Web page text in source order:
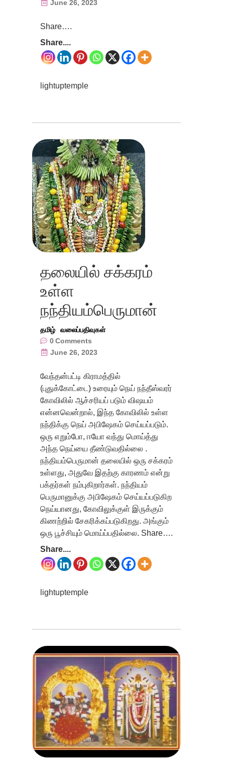
June 26, 2023
Share….
Share....
lightuptemple
தலையில் சக்கரம்
உள்ள
நந்தியம்பெருமான்
தமிழ்
வலைப்பதிவுகள்
0Comments
June 26, 2023
வேந்தன்பட்டி கிராமத்தில்
(புதுக்கோட்டை) உரையும் நெய் நந்தீஸ்வரர்
கோவிலில் ஆச்சரியப் படும் விஷயம்
என்னவென்றால், இந்த கோவிலில் உள்ள
நந்திக்கு நெய் அபிஷேகம் செய்யப்படும்.
ஒரு எறும்போ, ஈயோ வந்து மொய்த்து
அந்த நெய்யை தீண்டுவதில்லை .
நந்தியம்பெருமான் தலையில் ஒரு சக்கரம்
உள்ளது, அதுவே இதற்கு காரணம் என்று
பக்தர்கள் நம்புகிறார்கள். நந்தியம்
பெருமானுக்கு அபிஷேகம் செய்யப்படுகிற
நெய்யானது, கோவிலுக்குள் இருக்கும்
கிணற்றில் சேகரிக்கப்படுகிறது. அங்கும்
ஒரு பூச்சியும் மொய்ப்பதில்லை. Share….
Share....
lightuptemple